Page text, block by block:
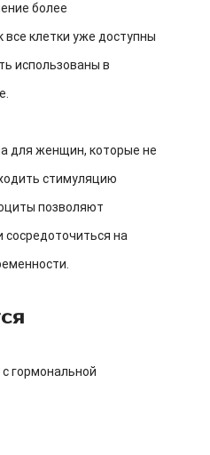
более
все клетки уже доступны
использованы в
для женщин, которые не
стимуляцию
позволяют
сосредоточиться на
гормональной